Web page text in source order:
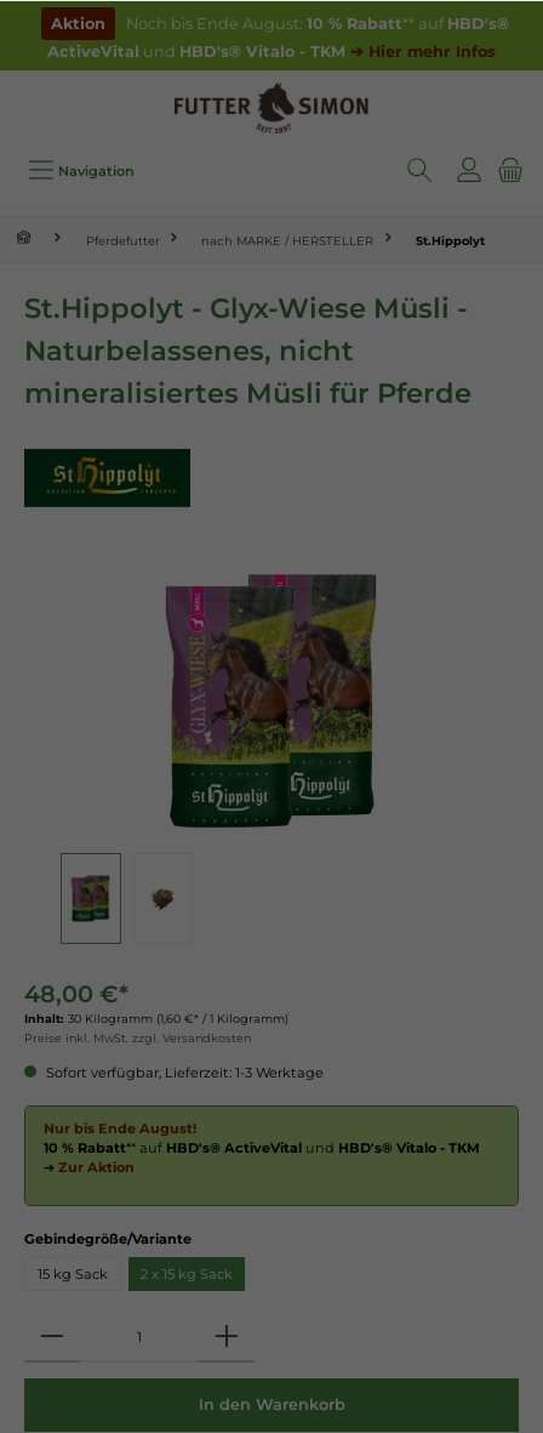
springen
Aktion Noch bis Ende August: 10 % Rabatt** auf HBD's®
ActiveVital und HBD's® Vitalo - TKM ➔ Hier mehr Infos
Navigation
Pferdefutter nach MARKE / HERSTELLER St.Hippolyt
St.Hippolyt - Glyx-Wiese Müsli -
Naturbelassenes, nicht
mineralisiertes Müsli für Pferde
48,00 €*
Inhalt: 30 Kilogramm (1,60 €* / 1 Kilogramm)
Preise inkl. MwSt. zzgl. Versandkosten
Sofort verfügbar, Lieferzeit: 1-3 Werktage
Nur bis Ende August!
10 % Rabatt** auf HBD's® ActiveVital und HBD's® Vitalo - TKM
➔ Zur Aktion
Gebindegröße/Variante
15 kg Sack 2 x 15 kg Sack
In den Warenkorb